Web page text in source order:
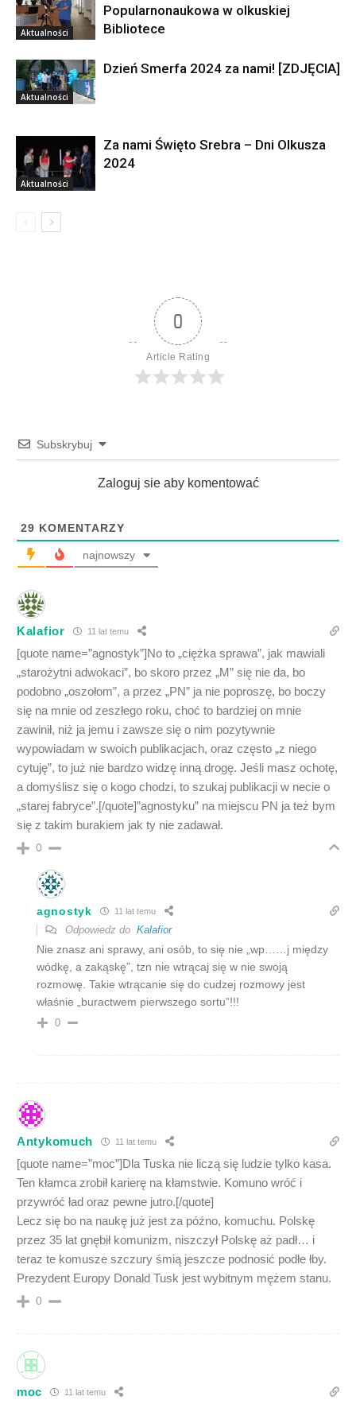
Aktualności
Popularnonaukowa w olkuskiej
Bibliotece
Aktualności
Dzień Smerfa 2024 za nami! [ZDJĘCIA]
Aktualności
Za nami Święto Srebra – Dni Olkusza
2024
0
Article Rating
Subskrybuj
Zaloguj sie aby komentować
29 KOMENTARZY
najnowszy
Kalafior 11 lat temu
[quote name=”agnostyk”]No to „ciężka sprawa”, jak mawiali
„starożytni adwokaci”, bo skoro przez „M” się nie da, bo
podobno „oszołom”, a przez „PN” ja nie poproszę, bo boczy
się na mnie od zeszłego roku, choć to bardziej on mnie
zawinił, niż ja jemu i zawsze się o nim pozytywnie
wypowiadam w swoich publikacjach, oraz często „z niego
cytuję”, to już nie bardzo widzę inną drogę. Jeśli masz ochotę,
a domyślisz się o kogo chodzi, to szukaj publikacji w necie o
„starej fabryce”.[/quote]”agnostyku” na miejscu PN ja też bym
się z takim burakiem jak ty nie zadawał.
0
agnostyk 11 lat temu
Odpowiedz do Kalafior
Nie znasz ani sprawy, ani osób, to się nie „wp……j między
wódkę, a zakąskę”, tzn nie wtrącaj się w nie swoją
rozmowę. Takie wtrącanie się do cudzej rozmowy jest
właśnie „buractwem pierwszego sortu”!!!
0
Antykomuch 11 lat temu
[quote name=”moc”]Dla Tuska nie liczą się ludzie tylko kasa.
Ten kłamca zrobił karierę na kłamstwie. Komuno wróć i
przywróć ład oraz pewne jutro.[/quote]
Lecz się bo na naukę już jest za późno, komuchu. Polskę
przez 35 lat gnębił komunizm, niszczył Polskę aż padł… i
teraz te komusze szczury śmią jeszcze podnosić podłe łby.
Prezydent Europy Donald Tusk jest wybitnym mężem stanu.
0
moc 11 lat temu